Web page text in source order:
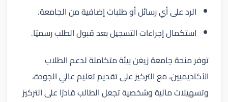
الرد على أي رسائل أو طلبات إضافية من الجامعة.
استكمال إجراءات التسجيل بعد قبول الطلب رسميًا.
توفر منحة جامعة زيغن بيئة متكاملة لدعم الطلاب
الأكاديميين، مع التركيز على تقديم تعليم عالي الجودة،
وتسهيلات مالية وشخصية تجعل الطالب قادرًا على التركيز